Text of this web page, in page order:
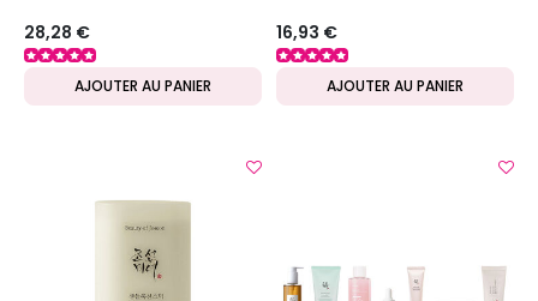
28,28 €
AJOUTER AU PANIER
16,93 €
AJOUTER AU PANIER